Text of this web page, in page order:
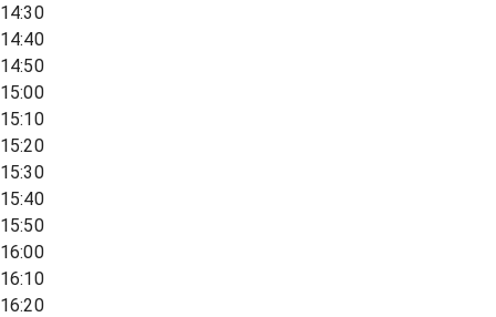
14:30
14:40
14:50
15:00
15:10
15:20
15:30
15:40
15:50
16:00
16:10
16:20